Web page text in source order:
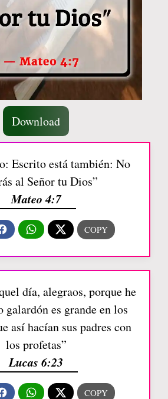
Download
Escrito está también: No
al Señor tu Dios”
Mateo 4:7
día, alegraos, porque he
galardón es grande en los
así hacían sus padres con
los profetas”
Lucas 6:23